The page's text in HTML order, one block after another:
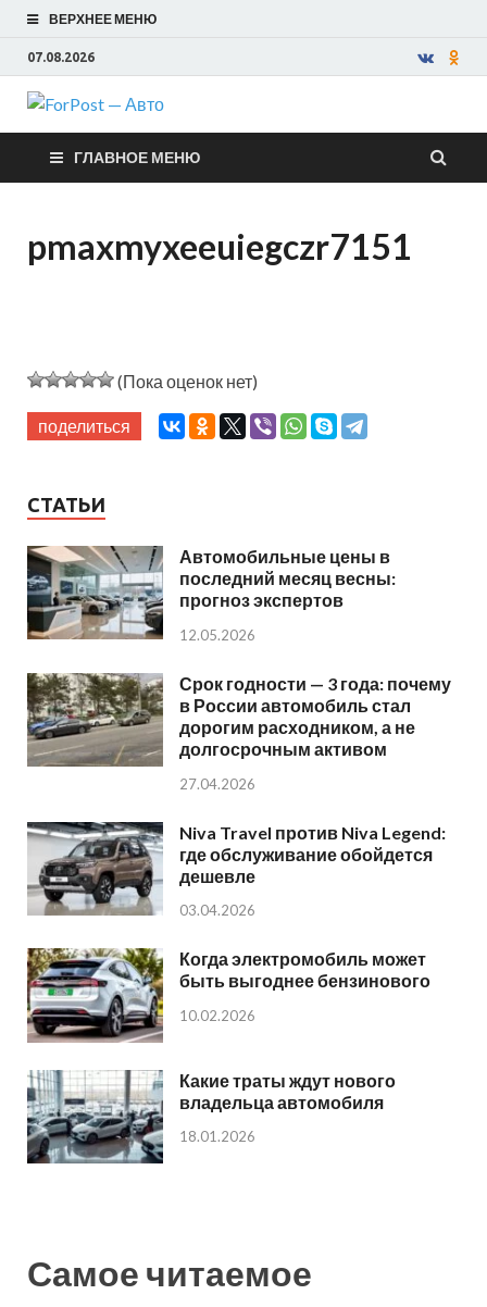
ВЕРХНЕЕ МЕНЮ
07.08.2026
ForPost —
Авто
ГЛАВНОЕ МЕНЮ
pmaxmyxeeuiegczr7151
(Пока оценок нет)
поделиться
СТАТЬИ
Автомобильные цены в
последний месяц весны:
прогноз экспертов
12.05.2026
Срок годности — 3 года: почему
в России автомобиль стал
дорогим расходником, а не
долгосрочным активом
27.04.2026
Niva Travel против Niva Legend:
где обслуживание обойдется
дешевле
03.04.2026
Когда электромобиль может
быть выгоднее бензинового
10.02.2026
Какие траты ждут нового
владельца автомобиля
18.01.2026
Самое читаемое